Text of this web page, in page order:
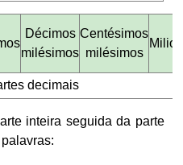
Décimos
milésimos
Centésimos
milésimos
decimais
inteira seguida da parte